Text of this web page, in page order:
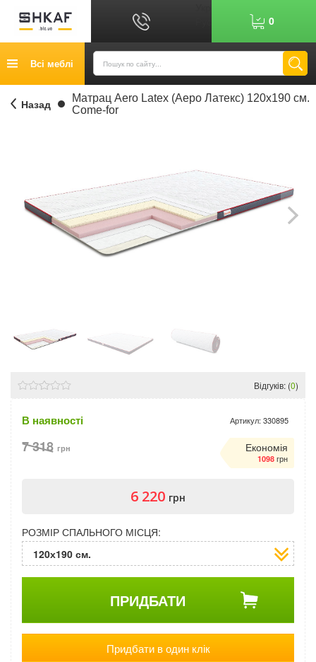
Доставка
Контакти
0 6 7 Показати номер
0
Всі меблі
Назад
Матрац Aero Latex (Аеро Латекс) 120х190 см.
Come-for
Відгуків: (0)
В наявності Артикул: 330895
7 318 грн Економія
1098 грн
6 220 грн
РОЗМІР СПАЛЬНОГО МІСЦЯ:
120х190 см.
ПРИДБАТИ
Придбати в один клік